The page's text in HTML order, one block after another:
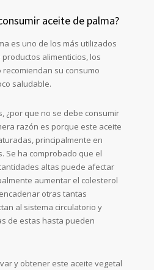
aceite de palma?
es uno de los más utilizados
alimenticios, los
su consumo
saludable.
¿por que no se debe consumir
razón es porque este aceite
principalmente en
Se ha comprobado que el
altas puede afectar
aumentar el colesterol
otras tantas
al sistema circulatorio y
de estas hasta pueden
y obtener este aceite vegetal